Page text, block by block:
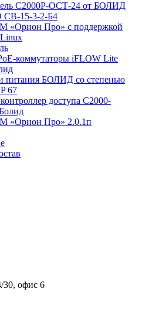
С2000Р-ОСТ-24 от БОЛИД
СВ-15-3-2-Б4
«Орион Про» с поддержкой
коммутаторы iFLOW Lite
питания БОЛИД со степенью
67
доступа С2000-
«Орион Про» 2.0.1п
офис 6